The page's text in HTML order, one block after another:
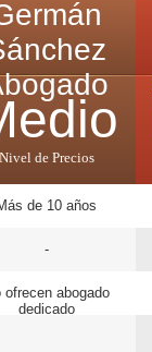
Nivel de Precios
de 10 años
-
ofrecen abogado
dedicado